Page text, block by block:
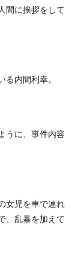
間に挨拶をして
内間利幸。
うに、事件内容
女児を車で連れ
、乱暴を加えて